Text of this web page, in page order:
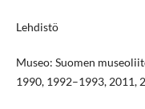
Lehdistö
Museo: Suomen
1990, 1992–1993, 2011,